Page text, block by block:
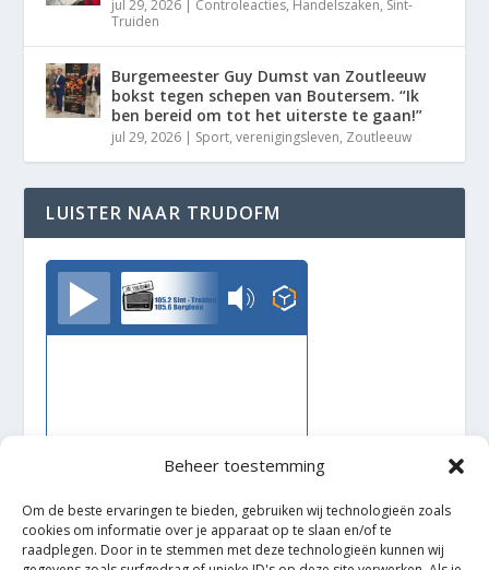
Beheer toestemming
Om de beste ervaringen te bieden, gebruiken wij technologieën zoals
cookies om informatie over je apparaat op te slaan en/of te
raadplegen. Door in te stemmen met deze technologieën kunnen wij
jul 29, 2026 | Controleacties, Handelszaken, Sint-
Truiden
Burgemeester Guy Dumst van Zoutleeuw
bokst tegen schepen van Boutersem. “Ik
ben bereid om tot het uiterste te gaan!”
jul 29, 2026 | Sport,verenigingsleven, Zoutleeuw
LUISTER NAAR TRUDOFM
TrudoFM